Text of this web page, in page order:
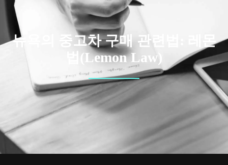
뉴욕의 중고차 구매 관련법: 레몬
법(Lemon Law)